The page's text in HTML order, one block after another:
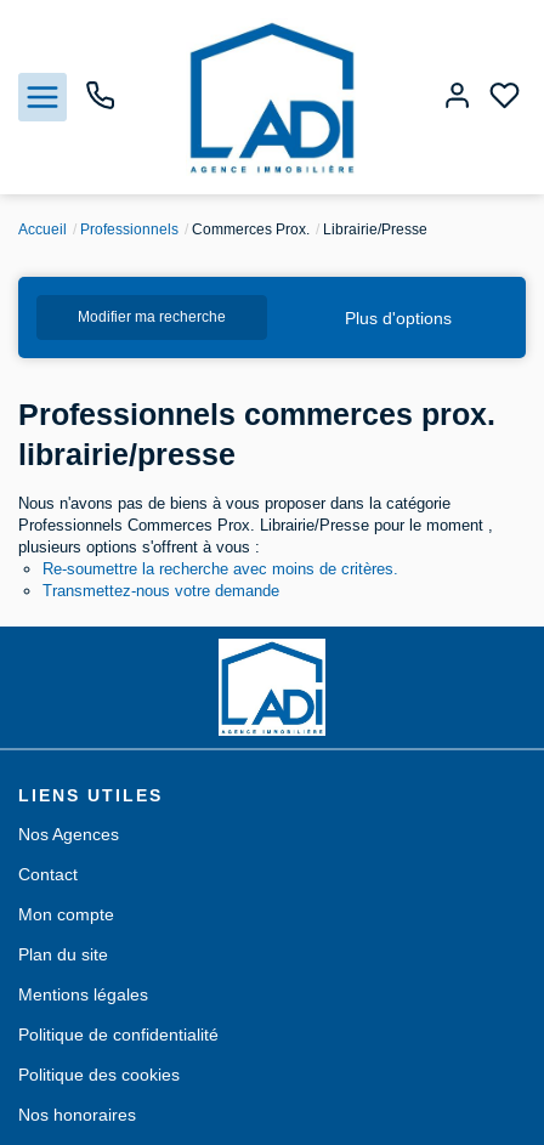
Vendre
Estimation
Agences
Gestion
Contact
Accueil Professionnels Commerces Prox. Librairie/Presse
Modifier ma recherche Plus d'options
Professionnels commerces prox.
librairie/presse
Nous n'avons pas de biens à vous proposer dans la catégorie
Professionnels Commerces Prox. Librairie/Presse pour le moment ,
plusieurs options s'offrent à vous :
Re-soumettre la recherche avec moins de critères.
Transmettez-nous votre demande
LIENS UTILES
Nos Agences
Contact
Mon compte
Plan du site
Mentions légales
Politique de confidentialité
Politique des cookies
Nos honoraires